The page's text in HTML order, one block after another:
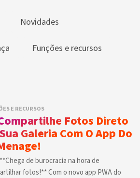
Novidades
Funções e recursos
E RECURSOS
Fotos Direto
Galeria Com O App Do
de burocracia na hora de
fotos!** Com o novo app PWA do